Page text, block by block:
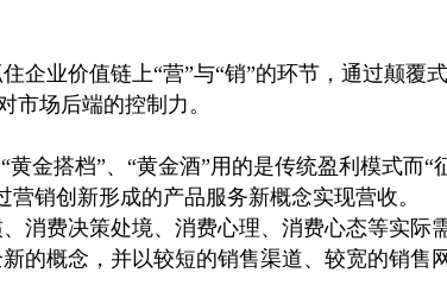
企业价值链上“营”与“销”的环节，通过颠覆
市场后端的控制力。
金搭档”、“黄金酒”用的是传统盈利模式而“
销创新形成的产品服务新概念实现营收。
消费决策处境、消费心理、消费心态等实际
的概念，并以较短的销售渠道、较宽的销售